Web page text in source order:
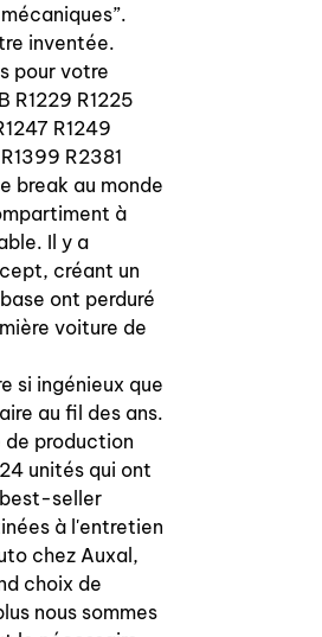
inventée.
pour votre
R1229 R1225
R1249
R2381
break au monde
à
Il y a
créant un
ont perduré
voiture de
si ingénieux que
au fil des ans.
de production
unités qui ont
seller
à l'entretien
chez Auxal,
choix de
nous sommes